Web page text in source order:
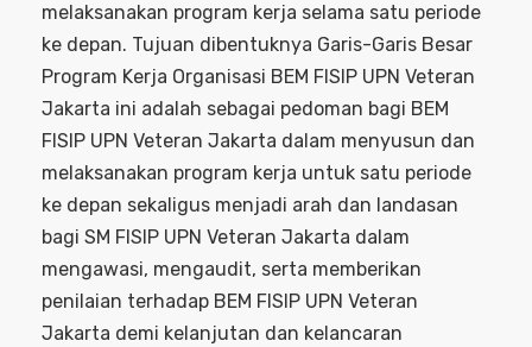
melaksanakan program kerja selama satu periode
ke depan. Tujuan dibentuknya Garis-Garis Besar
Program Kerja Organisasi BEM FISIP UPN Veteran
Jakarta ini adalah sebagai pedoman bagi BEM
FISIP UPN Veteran Jakarta dalam menyusun dan
melaksanakan program kerja untuk satu periode
ke depan sekaligus menjadi arah dan landasan
bagi SM FISIP UPN Veteran Jakarta dalam
mengawasi, mengaudit, serta memberikan
penilaian terhadap BEM FISIP UPN Veteran
Jakarta demi kelanjutan dan kelancaran